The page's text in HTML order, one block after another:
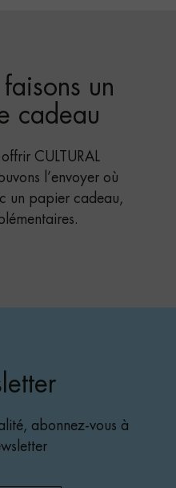
un
cadeau
CULTURAL
l’envoyer où
un papier cadeau,
abonnez-vous à